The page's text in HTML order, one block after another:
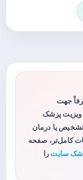
جهت
ویزیت پزشک
یا درمان
کامل‌تر، صفحه
سایت را